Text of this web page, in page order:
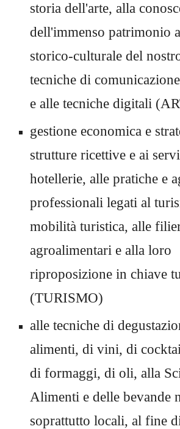
storia dell'arte, alla
dell'immenso patrimonio
storico-culturale del
tecniche di
e alle tecniche digitali
gestione economica e
strutture ricettive e ai
hotellerie, alle pratiche e
professionali legati al
mobilità turistica, alle
agroalimentari e alla loro
riproposizione in chiave
(TURISMO)
alle tecniche di
alimenti, di vini, di
di formaggi, di oli, alla
Alimenti e delle bevande
soprattutto locali, al fine